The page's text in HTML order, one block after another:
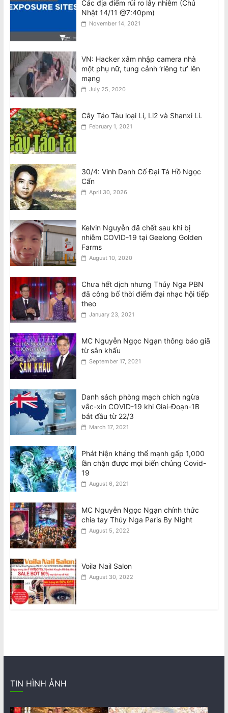
August 8, 2026
Đàn ông bị buộc tội sau cái chết của
phụ nữ gốc Việt ở Fitzroy North
Các địa điểm rủi ro lây nhiễm (Chủ
Nhật 14/11 @7:40pm)
November 14, 2021
VN: Hacker xâm nhập camera nhà
một phụ nữ, tung cảnh ‘riêng tư’ lên
mạng
July 25, 2020
Cây Táo Tàu loại Li, Li2 và Shanxi Li.
February 1, 2021
30/4: Vinh Danh Cố Đại Tá Hồ Ngọc
Cẩn
April 30, 2026
Kelvin Nguyễn đã chết sau khi bị
nhiễm COVID-19 tại Geelong Golden
Farms
August 10, 2020
Chưa hết dịch nhưng Thúy Nga PBN
đã công bố thời điểm đại nhạc hội tiếp
theo
January 23, 2021
MC Nguyễn Ngọc Ngạn thông báo giã
từ sân khấu
September 17, 2021
Danh sách phòng mạch chích ngừa
vắc-xin COVID-19 khi Giai-Đoạn-1B
bắt đầu từ 22/3
March 17, 2021
Phát hiện kháng thể mạnh gấp 1,000
lần chặn được mọi biến chủng Covid-
19
August 6, 2021
MC Nguyễn Ngọc Ngạn chính thức
chia tay Thúy Nga Paris By Night
August 5, 2022
Voila Nail Salon
August 30, 2022
TIN HÌNH ẢNH